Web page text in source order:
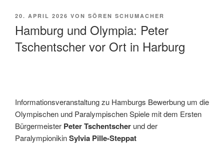
VERÖFFENTLICHT
20. APRIL 2026 VON SÖREN SCHUMACHER
Hamburg und Olympia: Peter
Tschentscher vor Ort in Harburg
Informationsveranstaltung zu Hamburgs Bewerbung um die
Olympischen und Paralympischen Spiele mit dem Ersten
Bürgermeister Peter Tschentscher und der
ParalympionikinSylvia Pille-Steppat